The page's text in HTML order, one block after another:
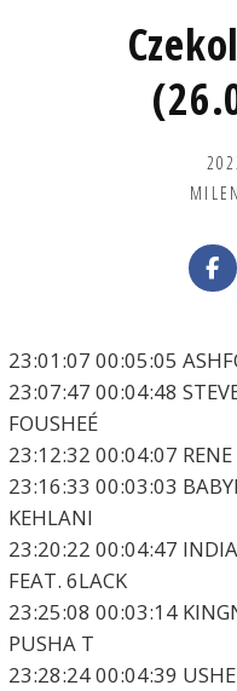
23:01:07 00:05:05
23:07:47 00:04:48
FOUSHEÉ
23:12:32 00:04:07 RENE
23:16:33 00:03:03
KEHLANI
23:20:22 00:04:47
FEAT. 6LACK
23:25:08 00:03:14
PUSHA T
23:28:24 00:04:39